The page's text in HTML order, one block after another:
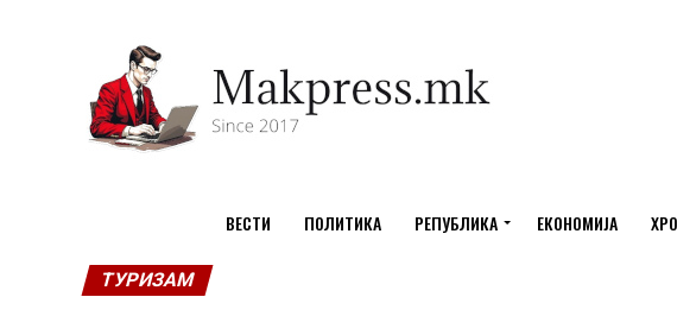
ВЕСТИ ПОЛИТИКА РЕПУБЛИКА ЕКОНОМИЈА
ТУРИЗАМ